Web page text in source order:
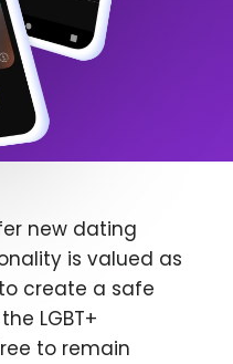
new dating
is valued as
create a safe
LGBT+
to remain